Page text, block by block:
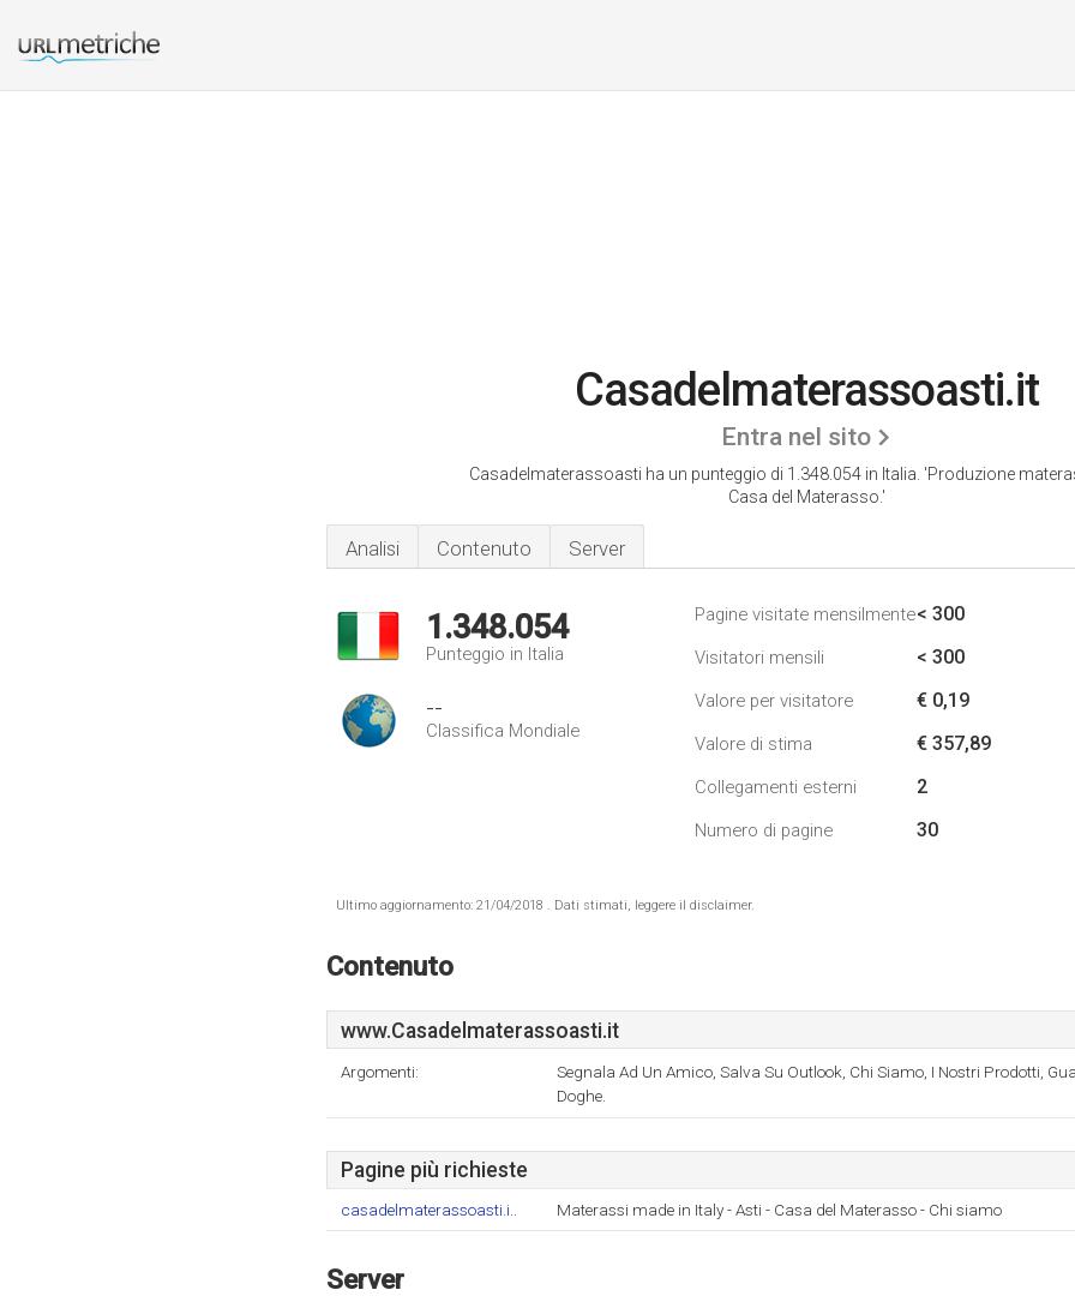
Casadelmaterassoasti.it
Entra nel sito
Casadelmaterassoasti ha un punteggio di 1.348.054 in Italia. 'Produzione
Casa del Materasso.'
Analisi Contenuto Server
1.348.054
Punteggio in Italia
--
Classifica Mondiale
Pagine visitate mensilmente< 300
Visitatori mensili < 300
Valore per visitatore € 0,19
Valore di stima € 357,89
Collegamenti esterni 2
Numero di pagine 30
Ultimo aggiornamento: 21/04/2018 . Dati stimati, leggere il disclaimer.
Contenuto
www.Casadelmaterassoasti.it
Argomenti:
Segnala Ad Un Amico, Salva Su Outlook, Chi Siamo, I Nostri Prodotti,
Doghe.
Pagine più richieste
casadelmaterassoasti.i.. Materassi made in Italy - Asti - Casa del Materasso - Chi siamo
Server